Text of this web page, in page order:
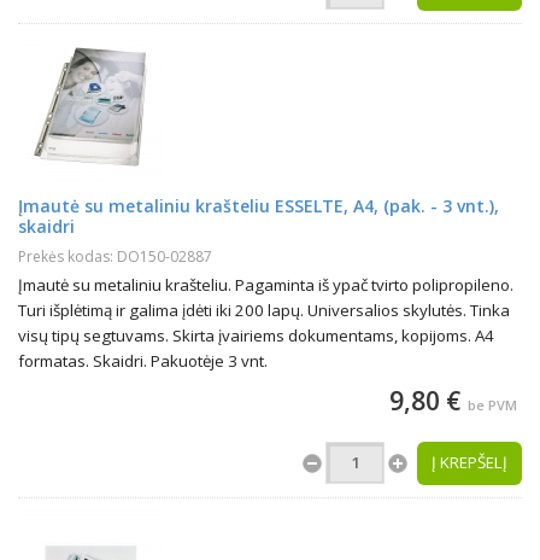
Įmautė su metaliniu krašteliu ESSELTE, A4, (pak. - 3 vnt.),
skaidri
Prekės kodas: DO150-02887
Įmautė su metaliniu krašteliu. Pagaminta iš ypač tvirto polipropileno.
Turi išplėtimą ir galima įdėti iki 200 lapų. Universalios skylutės. Tinka
visų tipų segtuvams. Skirta įvairiems dokumentams, kopijoms. A4
formatas. Skaidri. Pakuotėje 3 vnt.
9,80 € be PVM
Į KREPŠELĮ